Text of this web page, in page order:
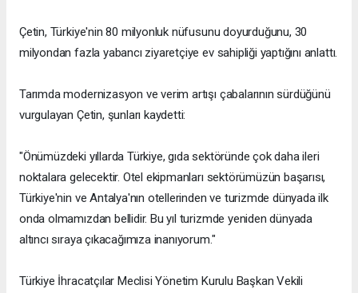
Çetin, Türkiye'nin 80 milyonluk nüfusunu doyurduğunu, 30
milyondan fazla yabancı ziyaretçiye ev sahipliği yaptığını anlattı.
Tarımda modernizasyon ve verim artışı çabalarının sürdüğünü
vurgulayan Çetin, şunları kaydetti:
"Önümüzdeki yıllarda Türkiye, gıda sektöründe çok daha ileri
noktalara gelecektir. Otel ekipmanları sektörümüzün başarısı,
Türkiye'nin ve Antalya'nın otellerinden ve turizmde dünyada ilk
onda olmamızdan bellidir. Bu yıl turizmde yeniden dünyada
altıncı sıraya çıkacağımıza inanıyorum."
Türkiye İhracatçılar Meclisi Yönetim Kurulu Başkan Vekili